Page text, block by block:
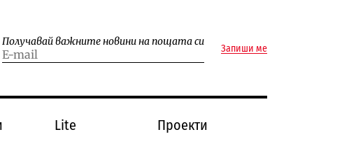
Получавай важните новини на пощата си
Запиши ме
Lite Проекти